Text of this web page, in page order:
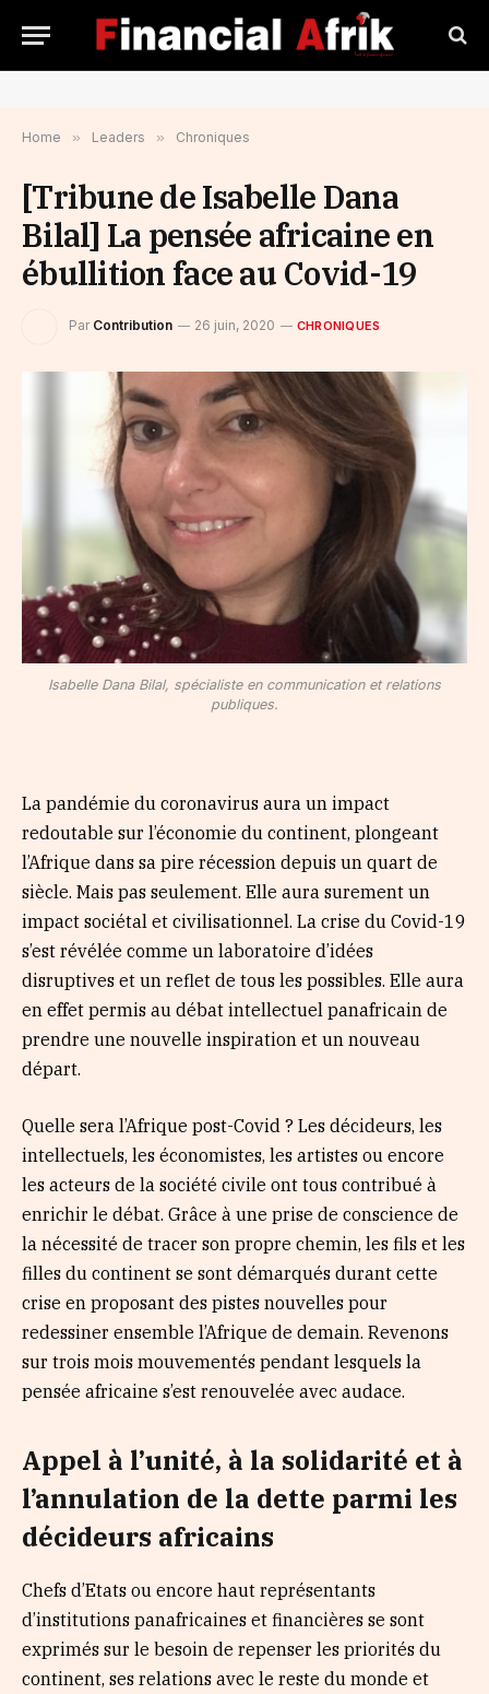
Home » Leaders » Chroniques
[Tribune de Isabelle Dana
Bilal] La pensée africaine en
ébullition face au Covid-19
Par Contribution 26 juin, 2020 CHRONIQUES
Isabelle Dana Bilal, spécialiste en communication et relations
publiques.
La pandémie du coronavirus aura un impact
redoutable sur l’économie du continent, plongeant
l’Afrique dans sa pire récession depuis un quart de
siècle. Mais pas seulement. Elle aura surement un
impact sociétal et civilisationnel. La crise du Covid-19
s’est révélée comme un laboratoire d’idées
disruptives et un reflet de tous les possibles. Elle aura
en effet permis au débat intellectuel panafricain de
prendre une nouvelle inspiration et un nouveau
départ.
Quelle sera l’Afrique post-Covid ? Les décideurs, les
intellectuels, les économistes, les artistes ou encore
les acteurs de la société civile ont tous contribué à
enrichir le débat. Grâce à une prise de conscience de
la nécessité de tracer son propre chemin, les fils et les
filles du continent se sont démarqués durant cette
crise en proposant des pistes nouvelles pour
redessiner ensemble l’Afrique de demain. Revenons
sur trois mois mouvementés pendant lesquels la
pensée africaine s’est renouvelée avec audace.
Appel à l’unité, à la solidarité et à
l’annulation de la dette parmi les
décideurs africains
Chefs d’Etats ou encore haut représentants
d’institutions panafricaines et financières se sont
exprimés sur le besoin de repenser les priorités du
continent, ses relations avec le reste du monde et